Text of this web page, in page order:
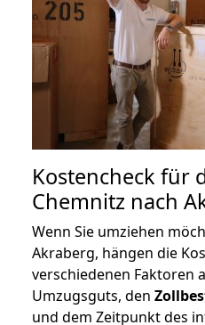
Kostencheck für
Chemnitz nach
Wenn Sie umziehen
Akraberg, hängen die
verschiedenen Faktoren
Umzugsguts, den
und dem Zeitpunkt des